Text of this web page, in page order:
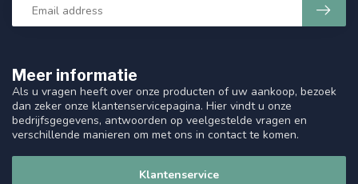
Meer informatie
Als u vragen heeft over onze producten of uw aankoop, bezoek
dan zeker onze klantenservicepagina. Hier vindt u onze
bedrijfsgegevens, antwoorden op veelgestelde vragen en
verschillende manieren om met ons in contact te komen.
Klantenservice